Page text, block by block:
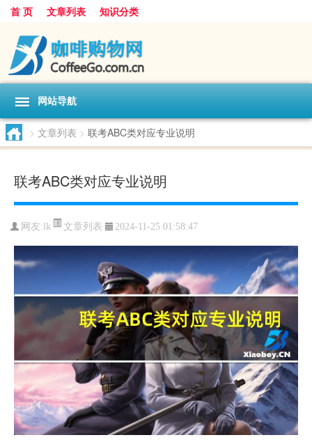
首 页 文章列表 知识分类
网站导航
> 文章列表 > 联考ABC类对应专业说明
联考ABC类对应专业说明
网友: lk 文章列表 2024-11-25 01:58:47